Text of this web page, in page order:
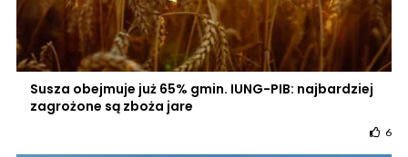
Susza obejmuje już 65% gmin. IUNG-PIB: najbardziej
zagrożone są zboża jare
6